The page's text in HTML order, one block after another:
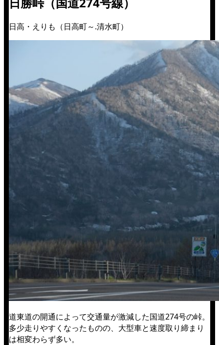
日高・えりも（日高町～.清水町）
道東道の開通によって交通量が激減した国道274号の峠。
多少走りやすくなったものの、大型車と速度取り締まり
は相変わらず多い。